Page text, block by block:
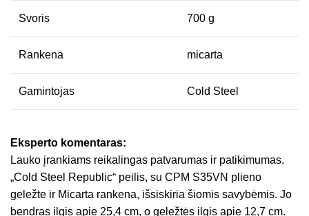
Svoris 700 g
Rankena micarta
Gamintojas Cold Steel
Eksperto komentaras:
Lauko įrankiams reikalingas patvarumas ir patikimumas.
„Cold Steel Republic“ peilis, su CPM S35VN plieno
geležte ir Micarta rankena, išsiskiria šiomis savybėmis. Jo
bendras ilgis apie 25,4 cm, o geležtės ilgis apie 12,7 cm.